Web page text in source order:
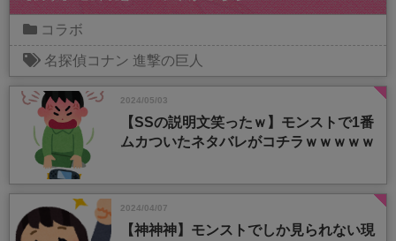
コラボ
名探偵コナン 進撃の巨人
2024/05/03
【SSの説明文笑ったｗ】モンストで1番
ムカついたネタバレがコチラｗｗｗｗｗ
2024/04/07
【神神神】モンストでしか見られない現